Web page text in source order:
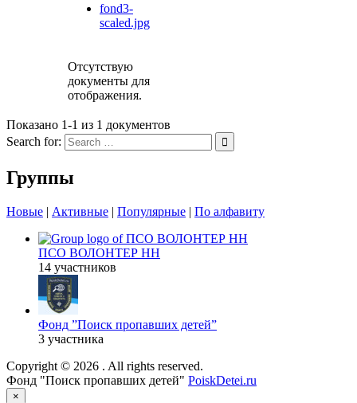
fond3-
scaled.jpg
Отсутствую
документы для
отображения.
Показано 1-1 из 1 документов
Search for:
Группы
Новые | Активные | Популярные | По алфавиту
ПСО ВОЛОНТЕР НН
14 участников
Фонд ”Поиск пропавших детей”
3 участника
Copyright © 2026 . All rights reserved.
Фонд "Поиск пропавших детей" PoiskDetei.ru
×